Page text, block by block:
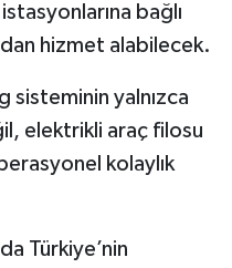
bağlı
hizmet alabilecek.
yalnızca
elektrikli araç filosu
kolaylık
Türkiye’nin